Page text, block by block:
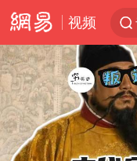
视频